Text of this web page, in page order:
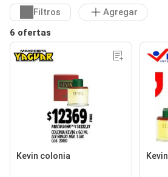
Filtros
Agregar
6 ofertas
Kevin colonia